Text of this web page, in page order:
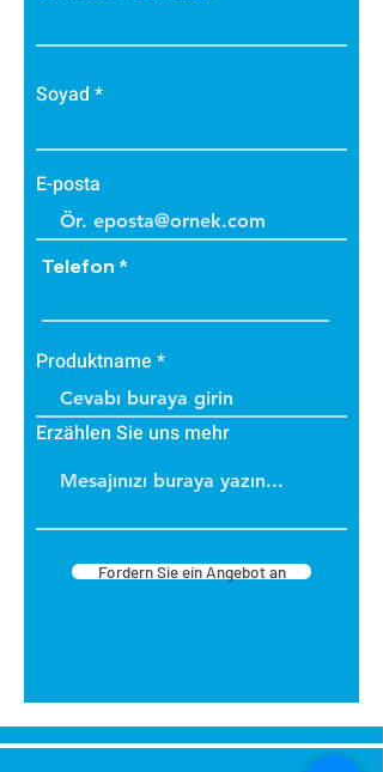
Soyad
E-posta
Telefon
Produktname
Erzählen Sie uns mehr
Fordern Sie ein Angebot an